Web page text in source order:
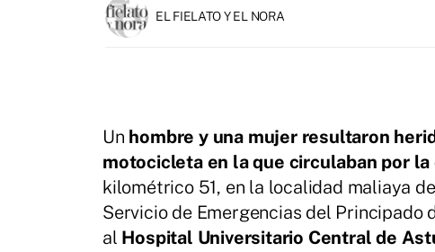
EL FIELATO Y EL NORA
Un hombre y una mujer resultaron
motocicleta en la que circulaban por
kilométrico 51, en la localidad maliaya
Servicio de Emergencias del Principado
al Hospital Universitario Central de